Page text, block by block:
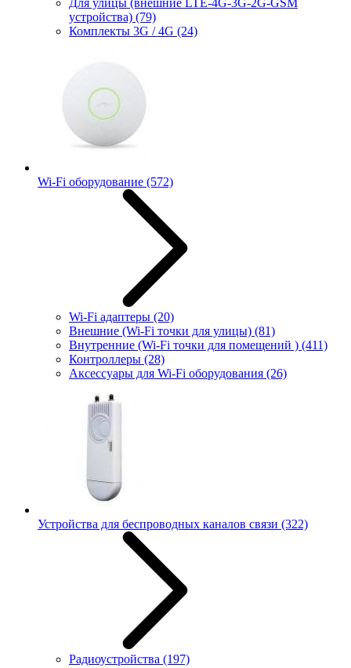
Для улицы (внешние LTE-4G-3G-2G-GSM
устройства) (79)
Комплекты 3G / 4G (24)
Wi-Fi оборудование (572)
Wi-Fi адаптеры (20)
Внешние (Wi-Fi точки для улицы) (81)
Внутренние (Wi-Fi точки для помещений ) (411)
Контроллеры (28)
Аксессуары для Wi-Fi оборудования (26)
Устройства для беспроводных каналов связи (322)
Радиоустройства (197)